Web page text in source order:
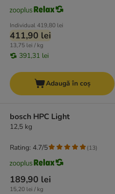
Individual419,80 lei
411,90 lei
13,75 lei / kg
391,31 lei
Adaugă în coș
bosch HPC Light
12,5 kg
189,90 lei
15,20 lei / kg
Rating: 4.7/5 (13)